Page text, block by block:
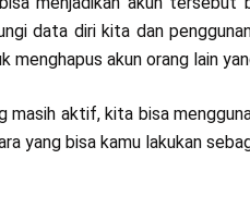
data diri kita dan
menghapus akun orang lain
masih aktif, kita bisa
yang bisa kamu lakukan